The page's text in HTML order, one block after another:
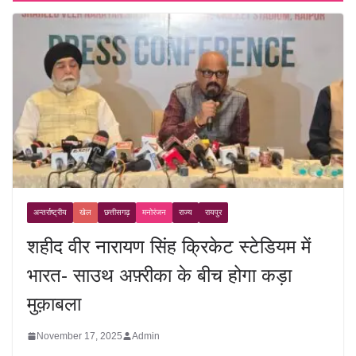
अन्तर्राष्ट्रीय खेल छत्तीसगढ़ मनोरंजन राज्य रायपुर
शहीद वीर नारायण सिंह क्रिकेट स्टेडियम में
भारत- साउथ अफ़्रीका के बीच होगा कड़ा
मुक़ाबला
November 17, 2025 Admin